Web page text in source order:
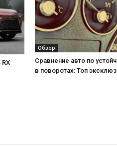
Обзор
Сравнение авто по
в поворотах: Топ